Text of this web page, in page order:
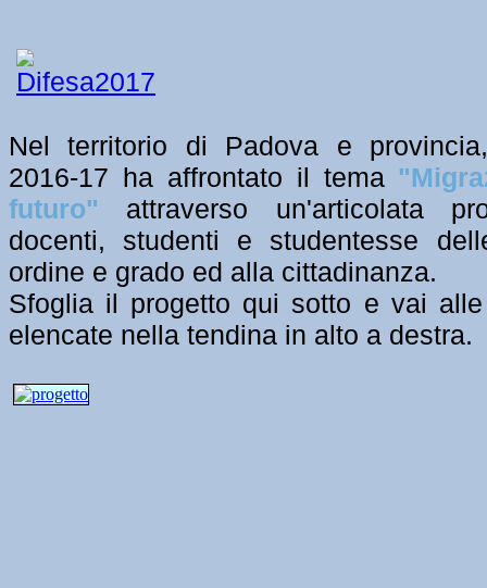
Nel territorio di Padova e
2016-17 ha affrontato il tema
futuro" attraverso un'articolata
docenti, studenti e studentesse
ordine e grado ed alla cittadinanza.
Sfoglia il progetto qui sotto e vai
elencate nella tendina in alto a destra.